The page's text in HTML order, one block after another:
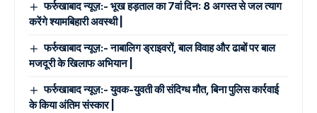
फर्रुखाबाद न्यूज़:- भूख हड़ताल का 7वां दिन: 8 अगस्त से जल त्याग
करेंगे श्यामबिहारी अवस्थी |
फर्रुखाबाद न्यूज़:- नाबालिग ड्राइवरों, बाल विवाह और ढाबों पर बाल
मजदूरी के खिलाफ अभियान |
फर्रुखाबाद न्यूज़:- युवक-युवती की संदिग्ध मौत, बिना पुलिस कार्रवाई
के किया अंतिम संस्कार |